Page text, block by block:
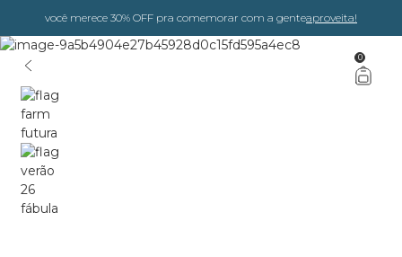
você merece 30% OFF pra comemorar com a genteaproveita!
0